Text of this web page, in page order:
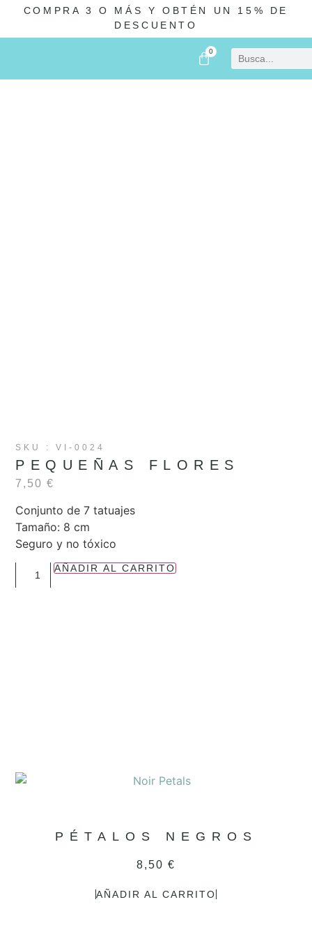
COMPRA 3 O MÁS Y OBTÉN UN 15% DE
DESCUENTO
0
SKU : VI-0024
PEQUEÑAS FLORES
7,50€
Conjunto de 7 tatuajes
Tamaño: 8 cm
Seguro y no tóxico
AÑADIR AL CARRITO
PÉTALOS NEGROS
8,50 €
AÑADIR AL CARRITO